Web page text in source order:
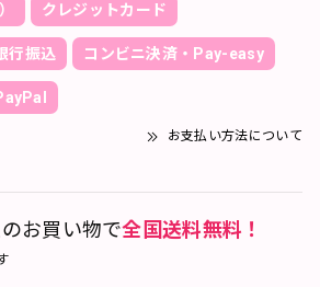
クレジットカード
行振込 コンビニ決済・Pay-easy
お支払い方法について
お買い物で全国送料無料！